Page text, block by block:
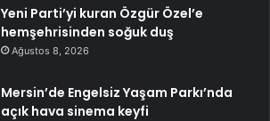
Yeni Parti’yi kuran Özgür Özel’e
hemşehrisinden soğuk duş
Ağustos 8, 2026
Mersin’de Engelsiz Yaşam Parkı’nda
açık hava sinema keyfi